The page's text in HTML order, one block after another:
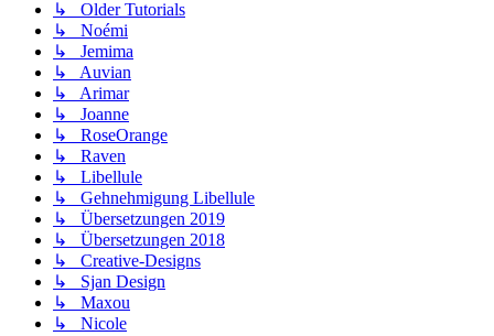
↳ Older Tutorials
↳ Noémi
↳ Jemima
↳ Auvian
↳ Arimar
↳ Joanne
↳ RoseOrange
↳ Raven
↳ Libellule
↳ Gehnehmigung Libellule
↳ Übersetzungen 2019
↳ Übersetzungen 2018
↳ Creative-Designs
↳ Sjan Design
↳ Maxou
↳ Nicole